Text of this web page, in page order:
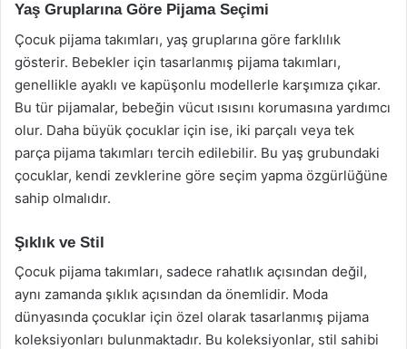
Yaş Gruplarına Göre Pijama Seçimi
Çocuk pijama takımları, yaş gruplarına göre farklılık
gösterir. Bebekler için tasarlanmış pijama takımları,
genellikle ayaklı ve kapüşonlu modellerle karşımıza çıkar.
Bu tür pijamalar, bebeğin vücut ısısını korumasına yardımcı
olur. Daha büyük çocuklar için ise, iki parçalı veya tek
parça pijama takımları tercih edilebilir. Bu yaş grubundaki
çocuklar, kendi zevklerine göre seçim yapma özgürlüğüne
sahip olmalıdır.
Şıklık ve Stil
Çocuk pijama takımları, sadece rahatlık açısından değil,
aynı zamanda şıklık açısından da önemlidir. Moda
dünyasında çocuklar için özel olarak tasarlanmış pijama
koleksiyonları bulunmaktadır. Bu koleksiyonlar, stil sahibi